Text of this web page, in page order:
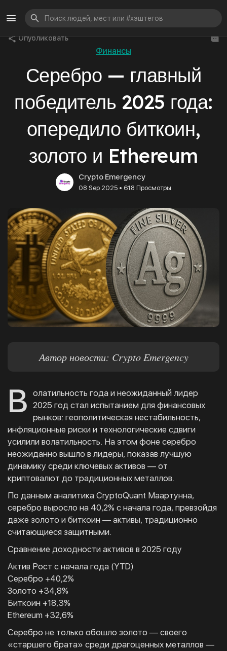
Опубликовать
Финансы
Серебро — главный
победитель 2025 года:
опередило биткоин,
золото и Ethereum
Crypto Emergency
08 Sep 2025 • 618 Просмотры
Автор новости: Crypto Emergency
В олатильность года и неожиданный лидер
2025 год стал испытанием для финансовых
рынков: геополитическая нестабильность,
инфляционные риски и технологические сдвиги
усилили волатильность. На этом фоне серебро
неожиданно вышло в лидеры, показав лучшую
динамику среди ключевых активов — от
криптовалют до традиционных металлов.
По данным аналитика CryptoQuant Маартунна,
серебро выросло на 40,2% с начала года, превзойдя
даже золото и биткоин — активы, традиционно
считающиеся защитными.
Сравнение доходности активов в 2025 году
Актив Рост с начала года (YTD)
Серебро +40,2%
Золото +34,8%
Биткоин +18,3%
Ethereum +32,6%
Серебро не только обошло золото — своего
«старшего брата» среди драгоценных металлов —